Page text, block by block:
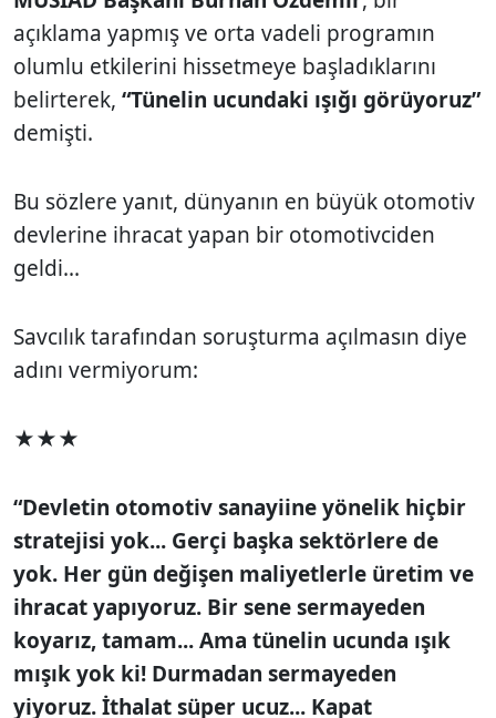
açıklama yapmış ve orta vadeli programın
olumlu etkilerini hissetmeye başladıklarını
belirterek, “Tünelin ucundaki ışığı görüyoruz”
demişti.
Bu sözlere yanıt, dünyanın en büyük otomotiv
devlerine ihracat yapan bir otomotivciden
geldi...
Savcılık tarafından soruşturma açılmasın diye
adını vermiyorum:
★★★
“Devletin otomotiv sanayiine yönelik hiçbir
stratejisi yok... Gerçi başka sektörlere de
yok. Her gün değişen maliyetlerle üretim ve
ihracat yapıyoruz. Bir sene sermayeden
koyarız, tamam... Ama tünelin ucunda ışık
mışık yok ki! Durmadan sermayeden
yiyoruz. İthalat süper ucuz... Kapat